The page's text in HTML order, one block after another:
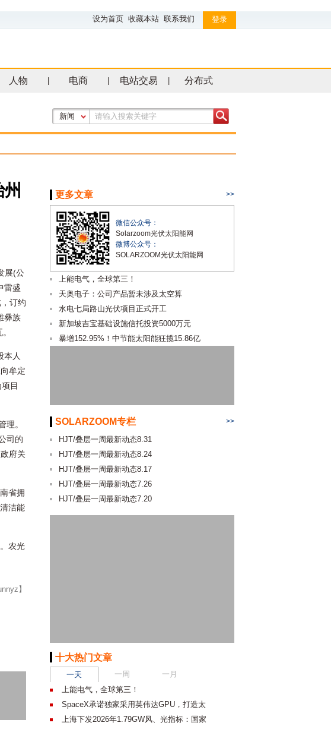
设为首页 收藏本站 联系我们 登录
人物 电商 电站交易 分布式
新闻
展(公
雷盛
订约
彝族
本人
牟定
目
理。
司的
府关
省拥
洁能
农光
】
更多文章 >>
微信公众号：
Solarzoom光伏太阳能网
微博公众号：
SOLARZOOM光伏太阳能网
上能电气，全球第三！
天奥电子：公司产品暂未涉及太空算
水电七局路山光伏项目正式开工
新加坡吉宝基础设施信托投资5000万元
暴增152.95%！中节能太阳能狂揽15.86亿
SOLARZOOM专栏 >>
HJT/叠层一周最新动态8.31
HJT/叠层一周最新动态8.24
HJT/叠层一周最新动态8.17
HJT/叠层一周最新动态7.26
HJT/叠层一周最新动态7.20
十大热门文章
一天 一周
一月
上能电气，全球第三！
SpaceX承诺独家采用英伟达GPU，打造太
上海下发2026年1.79GW风、光指标：国家